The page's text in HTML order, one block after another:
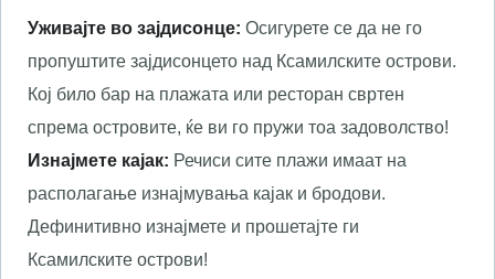
Уживајте во зајдисонце: Осигурете се да не го
пропуштите зајдисонцето над Ксамилските острови.
Кој било бар на плажата или ресторан свртен
спрема островите, ќе ви го пружи тоа задоволство!
Изнајмете кајак: Речиси сите плажи имаат на
располагање изнајмувања кајак и бродови.
Дефинитивно изнајмете и прошетајте ги
Ксамилските острови!